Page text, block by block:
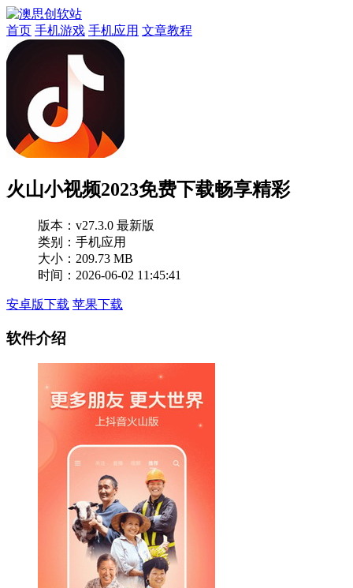
首页 手机游戏 手机应用 文章教程
火山小视频2023免费下载畅享精彩
版本： v27.3.0 最新版
类别：手机应用
大小：209.73 MB
时间：2026-06-02 11:45:41
安卓版下载 苹果下载
软件介绍